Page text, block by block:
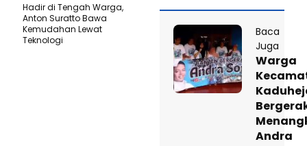
Baca
Juga
Warga
Andra
Hadir di Tengah Warga,
Anton Suratto Bawa
Kemudahan Lewat
Teknologi ​